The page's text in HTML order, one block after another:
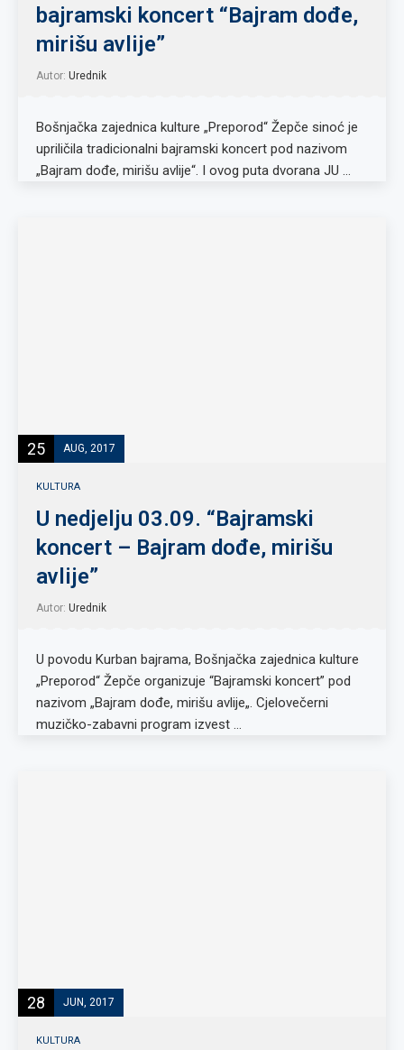
bajramski koncert “Bajram dođe,
mirišu avlije”
Autor: Urednik
Bošnjačka zajednica kulture „Preporod“ Žepče sinoć je
upriličila tradicionalni bajramski koncert pod nazivom
„Bajram dođe, mirišu avlije“. I ovog puta dvorana JU …
25 AUG, 2017
KULTURA
U nedjelju 03.09. “Bajramski
koncert – Bajram dođe, mirišu
avlije”
Autor: Urednik
U povodu Kurban bajrama, Bošnjačka zajednica kulture
„Preporod“ Žepče organizuje “Bajramski koncert” pod
nazivom „Bajram dođe, mirišu avlije„. Cjelovečerni
muzičko-zabavni program izvest …
28 JUN, 2017
KULTURA